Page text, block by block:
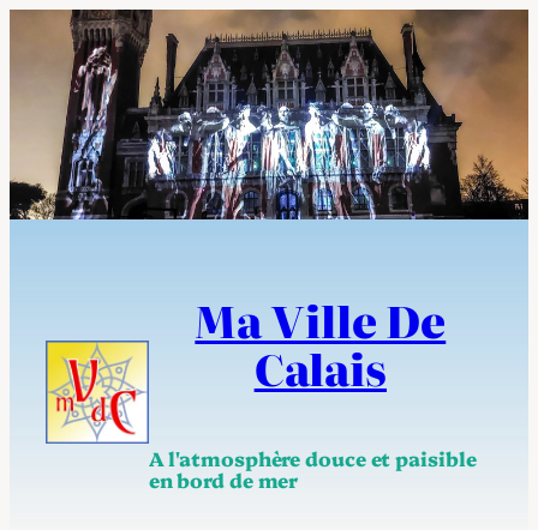
contenu
Ma Ville De
Calais
A l'atmosphère douce et paisible
en bord de mer